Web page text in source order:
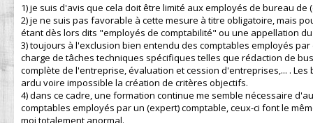
1) je suis d'avis que cela doit être limité aux employés de bureau
2) je ne suis pas favorable à cette mesure à titre obligatoire, mais
étant dès lors dits "employés de comptabilité" ou une appellation
3) toujours à l'exclusion bien entendu des comptables employés
charge de tâches techniques spécifiques telles que rédaction de
complète de l'entreprise, évaluation et cession d'entreprises,... .
ardu voire impossible la création de critères objectifs.
4) dans ce cadre, une formation continue me semble nécessaire
comptables employés par un (expert) comptable, ceux-ci font le
moi totalement anormal.